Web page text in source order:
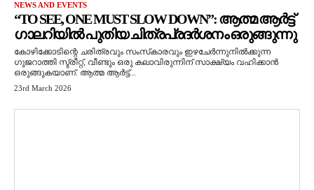
NEWS AND EVENTS
“TO SEE, ONE MUST SLOW DOWN”: ആത്മ ആർട്ട്
ഗാലറിയിൽ പുതിയ ചിത്രപ്രദർശനം ഒരുങ്ങുന്നു
കോഴിക്കോടിന്റെ ചരിത്രവും സംസ്‌കാരവും ഇഴചേർന്നുനിൽക്കുന്ന
ഗുജറാത്തി സ്ട്രീറ്റ്, വീണ്ടും ഒരു കലാവിരുന്നിന് സാക്ഷ്യം വഹിക്കാൻ
ഒരുങ്ങുകയാണ്. ആത്മ ആർട്ട്...
23rd March 2026